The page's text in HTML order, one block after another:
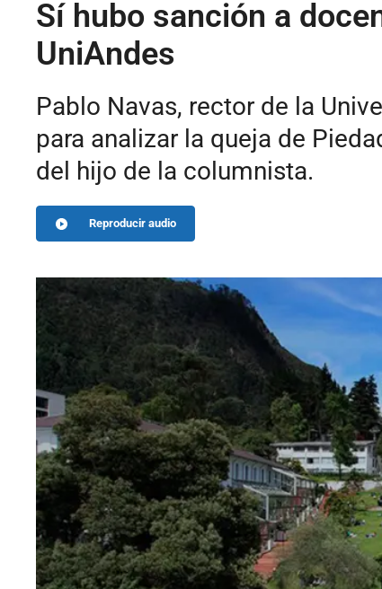
Sí hubo sanción a
UniAndes
Pablo Navas, rector de la
para analizar la queja de
del hijo de la columnista.
Reproducir audio